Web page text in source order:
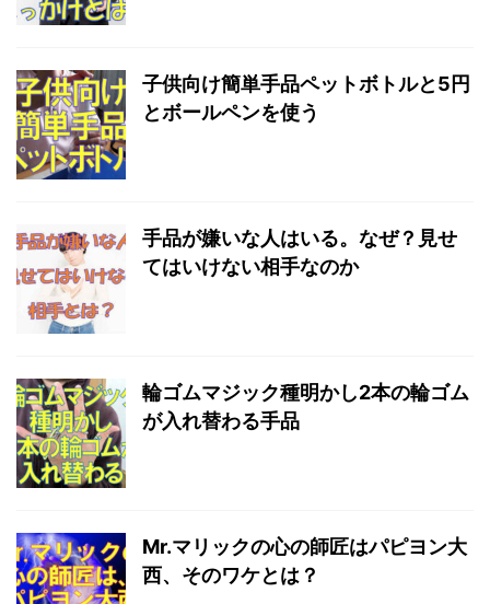
子供向け簡単手品ペットボトルと5円
とボールペンを使う
手品が嫌いな人はいる。なぜ？見せ
てはいけない相手なのか
輪ゴムマジック種明かし2本の輪ゴム
が入れ替わる手品
Mr.マリックの心の師匠はパピヨン大
西、そのワケとは？